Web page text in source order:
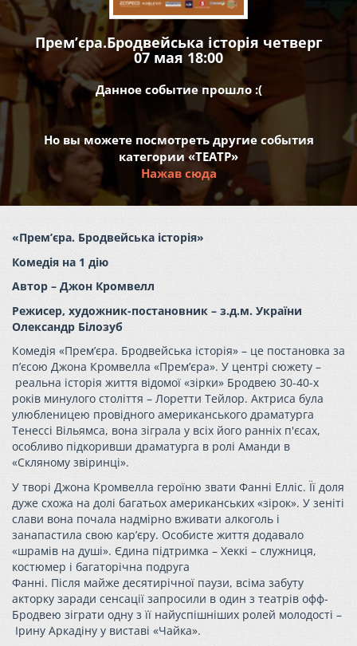
Прем’єра.Бродвейська історія четверг
07 мая 18:00
Данное событие прошло :(
Но вы можете посмотреть другие события
категории «ТЕАТР»
Нажав сюда
«Прем’єра. Бродвейська історія»
Комедія на 1 дію
Автор – Джон Кромвелл
Режисер, художник-постановник – з.д.м. України
Олександр Білозуб
Комедія «Прем’єра. Бродвейська історія» – це постановка за
п’єсою Джона Кромвелла «Прем’єра». У центрі сюжету –
реальна історія життя відомої «зірки» Бродвею 30-40-х
років минулого століття – Лоретти Тейлор. Актриса була
улюбленицею провідного американського драматурга
Тенессі Вільямса, вона зіграла у всіх його ранніх п'єсах,
особливо підкоривши драматурга в ролі Аманди в
«Скляному звіринці».
У творі Джона Кромвелла героїню звати Фанні Елліс. Її доля
дуже схожа на долі багатьох американських «зірок». У зеніті
слави вона почала надмірно вживати алкоголь і
занапастила свою кар’єру. Особисте життя додавало
«шрамів на душі». Єдина підтримка – Хеккі – служниця,
костюмер і багаторічна подруга
Фанні. Після майже десятирічної паузи, всіма забуту
акторку заради сенсації запросили в один з театрів офф-
Бродвею зіграти одну з її найуспішніших ролей молодості –
Ірину Аркадіну у виставі «Чайка».